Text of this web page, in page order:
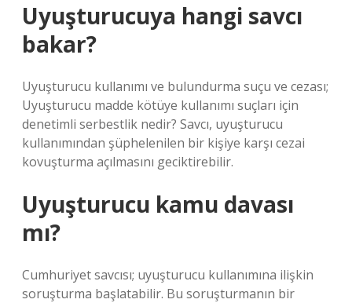
Uyuşturucuya hangi savcı
bakar?
Uyuşturucu kullanımı ve bulundurma suçu ve cezası;
Uyuşturucu madde kötüye kullanımı suçları için
denetimli serbestlik nedir? Savcı, uyuşturucu
kullanımından şüphelenilen bir kişiye karşı cezai
kovuşturma açılmasını geciktirebilir.
Uyuşturucu kamu davası
mı?
Cumhuriyet savcısı; uyuşturucu kullanımına ilişkin
soruşturma başlatabilir. Bu soruşturmanın bir